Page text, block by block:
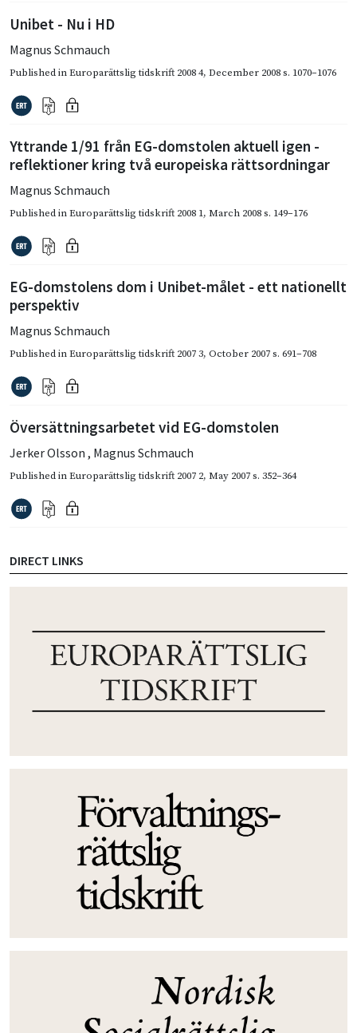
Unibet - Nu i HD
Magnus Schmauch
Published inEuroparättslig tidskrift 2008 4, December 2008s. 1070–1076
Yttrande 1/91 från EG-domstolen aktuell igen -
reflektioner kring två europeiska rättsordningar
Magnus Schmauch
Published inEuroparättslig tidskrift 2008 1, March 2008s. 149–176
EG-domstolens dom i Unibet-målet - ett nationellt
perspektiv
Magnus Schmauch
Published inEuroparättslig tidskrift 2007 3, October 2007s. 691–708
Översättningsarbetet vid EG-domstolen
Jerker Olsson , Magnus Schmauch
Published inEuroparättslig tidskrift 2007 2, May 2007s. 352–364
DIRECT LINKS